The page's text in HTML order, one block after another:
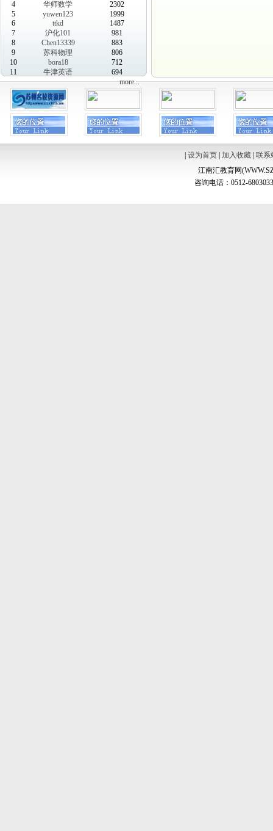
4
华师数学
2302
5
yuwen123
1999
6
ttkd
1487
7
沪化101
981
8
Chen13339
883
9
苏科物理
806
10
bora18
712
11
牛津英语
694
more...
设为首页| 加入收藏| 联系
江南汇教育网
咨询电话：0512-